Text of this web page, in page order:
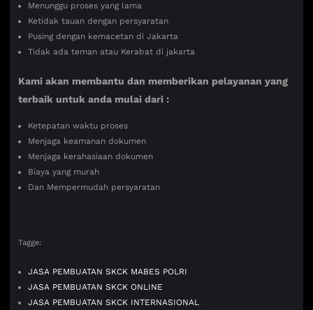
Menunggu proses yang lama
Ketidak tauan dengan persyaratan
Pusing dengan kemacetan di Jakarta
Tidak ada teman atau Kerabat di jakarta
Kami akan membantu dan memberikan pelayanan yang
terbaik untuk anda mulai dari :
Ketepatan waktu proses
Menjaga keamanan dokumen
Menjaga kerahasiaan dokumen
Biaya yang murah
Dan Mempermudah persyaratan
Tagge:
JASA PEMBUATAN SKCK MABES POLRI
JASA PEMBUATAN SKCK ONLINE
JASA PEMBUATAN SKCK INTERNASIONAL